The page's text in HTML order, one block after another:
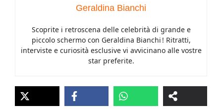
Geraldina Bianchi
Scoprite i retroscena delle celebrità di grande e
piccolo schermo con Geraldina Bianchi ! Ritratti,
interviste e curiosità esclusive vi avvicinano alle vostre
star preferite.